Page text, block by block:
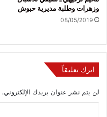
وزهرات وطلبة مديرية حبوش
08/05/2019
اترك تعليقاً
لن يتم نشر عنوان بريدك الإلكتروني.